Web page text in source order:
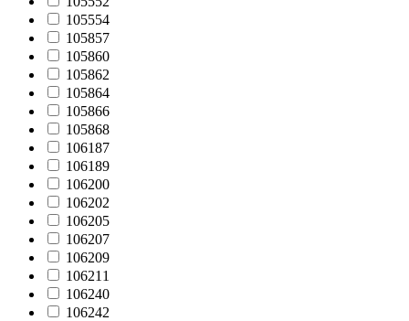
105554
105857
105860
105862
105864
105866
105868
106187
106189
106200
106202
106205
106207
106209
106211
106240
106242